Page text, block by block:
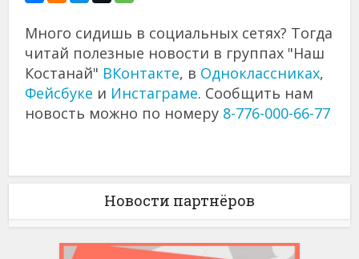
Много сидишь в социальных сетях? Тогда
читай полезные новости в группах "Наш
Костанай" ВКонтакте, в Одноклассниках,
Фейсбуке и Инстаграме. Сообщить нам
новость можно по номеру 8-776-000-66-77
Новости партнёров